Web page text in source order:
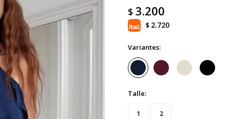
$ 3.200
$ 2.720
Variantes:
Talle:
1 2